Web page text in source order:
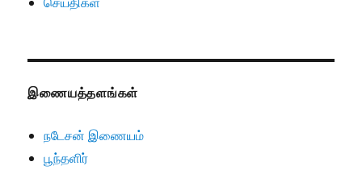
இணையத்தளங்கள்
நடேசன் இணையம்
பூந்தளிர்